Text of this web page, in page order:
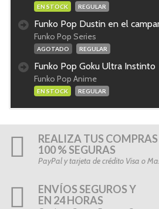
EN STOCK REGULAR
Funko Pop Dustin en el
Funko Pop Series
AGOTADO REGULAR
Funko Pop Goku Ultra Instinto
Funko Pop Anime
EN STOCK REGULAR
REALIZA TUS COMPRAS
100 % SEGURAS
PayPal y tarjeta de crédito Visa o
ENVÍOS SEGUROS Y
EN 24 HORAS